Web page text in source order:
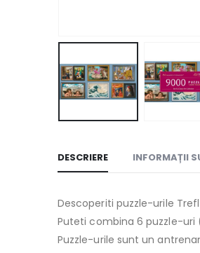
DESCRIERE INFORMAȚII
Descoperiti puzzle-urile
Puteti combina 6 puzzle-
Puzzle-urile sunt un